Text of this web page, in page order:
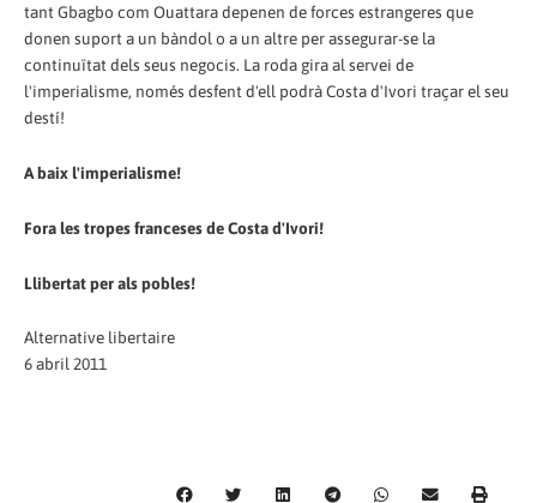
tant Gbagbo com Ouattara depenen de forces estrangeres que
donen suport a un bàndol o a un altre per assegurar-se la
continuïtat dels seus negocis. La roda gira al servei de
l'imperialisme, només desfent d'ell podrà Costa d'Ivori traçar el seu
destí!
A baix l'imperialisme!
Fora les tropes franceses de Costa d'Ivori!
Llibertat per als pobles!
Alternative libertaire
6 abril 2011